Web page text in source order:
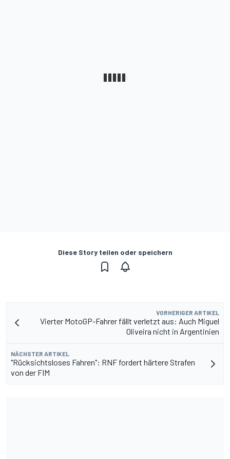
Diese Story teilen oder speichern
VORHERIGER ARTIKEL
Vierter MotoGP-Fahrer fällt verletzt aus: Auch Miguel
Oliveira nicht in Argentinien
NÄCHSTER ARTIKEL
"Rücksichtsloses Fahren": RNF fordert härtere Strafen
von der FIM